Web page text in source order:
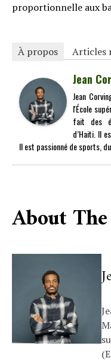
proportionnelle aux
À propos Articles
Jean
Jean
l'École
fait des
d’Haiti. Il
Il est passionné de sports,
About